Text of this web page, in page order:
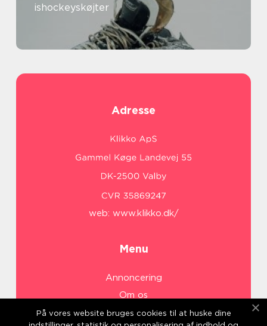
ishockeyskøjter
Adresse
web: www.klikko.dk/
Menu
Annoncering
Om os
Cookies
På vores website bruges cookies til at huske dine